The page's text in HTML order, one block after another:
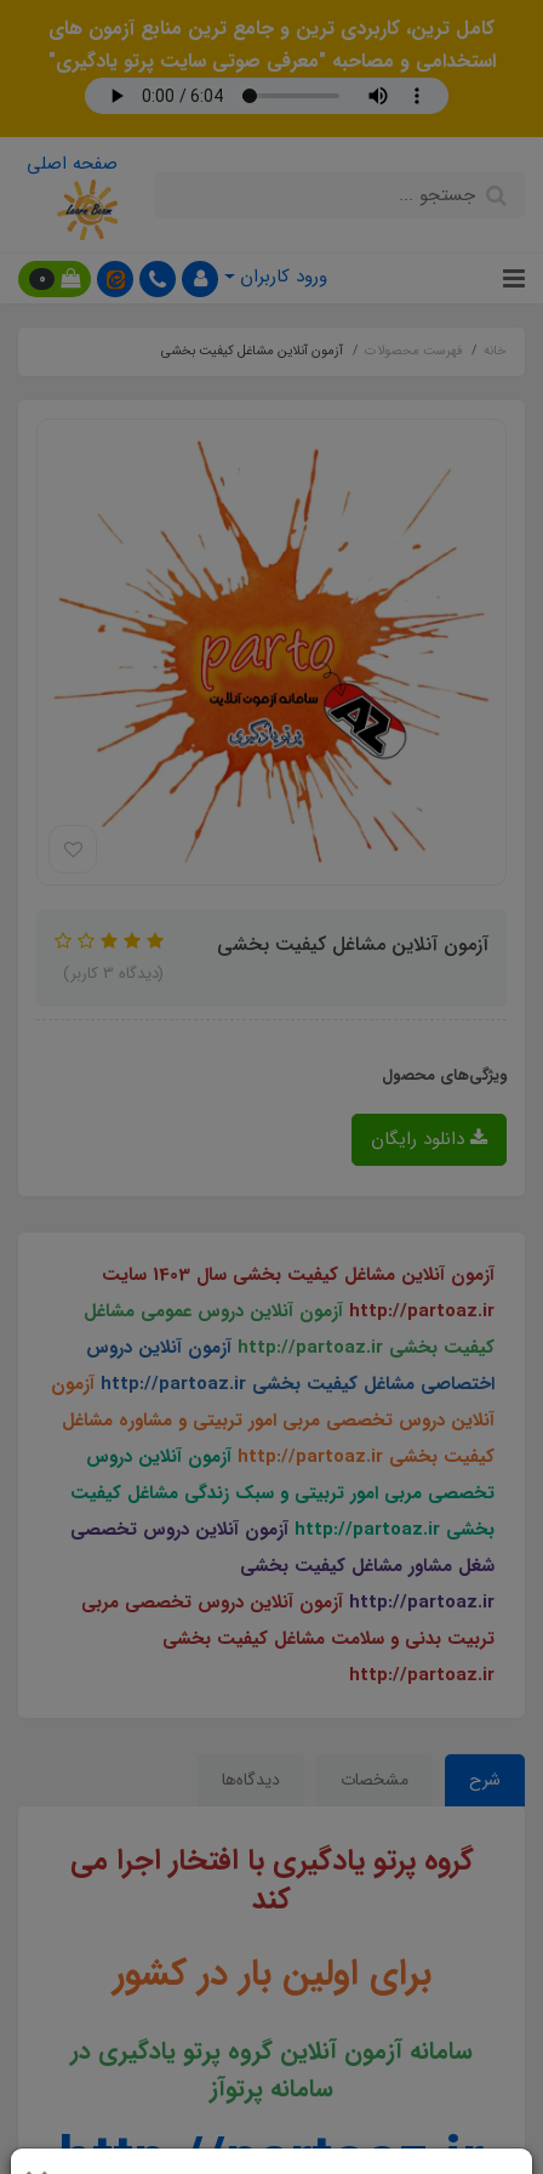
کامل ترین، کاربردی ترین و جامع ترین منابع آزمون های
استخدامی و مصاحبه "معرفی صوتی سایت پرتو یادگیری"
صفحه اصلی
ورود کاربران 0
خانه فهرست محصولات آزمون آنلاین مشاغل کیفیت بخشی
آزمون آنلاین مشاغل کیفیت بخشی
(دیدگاه 3 کاربر)
ویژگی‌های محصول
دانلود رایگان
آزمون آنلاین مشاغل کیفیت بخشی سال 1403 سایت
http://partoaz.ir آزمون آنلاین دروس عمومی مشاغل
کیفیت بخشی http://partoaz.ir
آزمون آنلاین دروس
اختصاصی مشاغل کیفیت بخشی http://partoaz.ir
آزمون
آنلاین دروس تخصصی مربی امور تربیتی و مشاوره مشاغل
کیفیت بخشی http://partoaz.ir آزمون آنلاین دروس
تخصصی مربی امور تربیتی و سبک زندگی مشاغل کیفیت
بخشی http://partoaz.ir آزمون آنلاین دروس تخصصی
شغل مشاور مشاغل کیفیت بخشی
http://partoaz.ir آزمون آنلاین دروس تخصصی مربی
تربیت بدنی و سلامت مشاغل کیفیت بخشی
http://partoaz.ir
شرح مشخصات دیدگاه‌ها
گروه پرتو یادگیری با افتخار اجرا می
کند
برای اولین بار در کشور
سامانه آزمون آنلاین گروه پرتو یادگیری در
سامانه پرتوآز